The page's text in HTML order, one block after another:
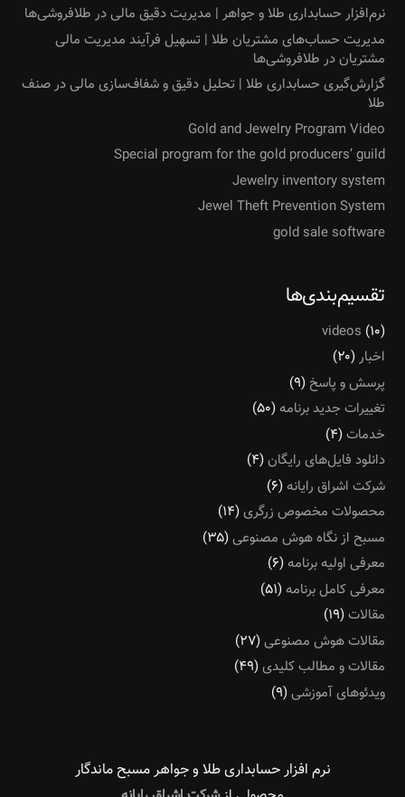
نرم‌افزار حسابداری طلا و جواهر | مدیریت دقیق مالی در طلافروشی‌ها
مدیریت حساب‌های مشتریان طلا | تسهیل فرآیند مدیریت مالی
مشتریان در طلافروشی‌ها
گزارش‌گیری حسابداری طلا | تحلیل دقیق و شفاف‌سازی مالی در صنف
طلا
Gold and Jewelry Program Video
Special program for the gold producers’ guild
Jewelry inventory system
Jewel Theft Prevention System
gold sale software
تقسیم‌بندی‌ها
videos (۱۰)
اخبار(۲۰)
پرسش و پاسخ (۹)
تغییرات جدید برنامه (۵۰)
خدمات(۴)
دانلود فایل‌های رایگان(۴)
شرکت اشراق رایانه (۶)
محصولات مخصوص زرگری(۱۴)
مسبح از نگاه هوش مصنوعی(۳۵)
معرفی اولیه برنامه (۶)
معرفی کامل برنامه (۵۱)
مقالات(۱۹)
مقالات هوش مصنوعی(۲۷)
مقالات و مطالب کلیدی(۴۹)
ویدئوهای آموزشی(۹)
نرم افزار حسابداری طلا و جواهر مسبح ماندگار‌